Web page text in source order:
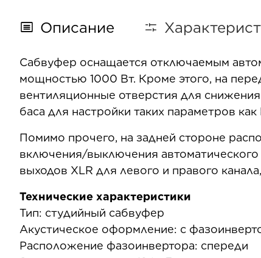
Описание
Сабвуфер оснащается отключаемым
мощностью 1000 Вт. Кроме этого, на
вентиляционные отверстия для
баса для настройки таких параметров
Помимо прочего, на задней стороне
включения/выключения
выходов XLR для левого и правого
Технические характеристики
Тип: студийный сабвуфер
Акустическое оформление: с
Расположение фазоинвертора: спереди